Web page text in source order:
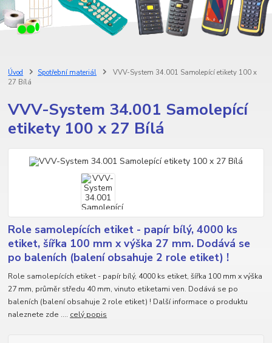
Úvod Spotřební materiál
VVV-System 34.001 Samolepící etikety 100 x
27 Bílá
VVV-System 34.001 Samolepící
etikety 100 x 27 Bílá
Role samolepících etiket - papír bílý, 4000 ks
etiket, šířka 100 mm x výška 27 mm. Dodává se
po baleních (balení obsahuje 2 role etiket) !
Role samolepících etiket - papír bílý, 4000 ks etiket, šířka 100 mm x výška
27 mm, průměr středu 40 mm, vinuto etiketami ven. Dodává se po
baleních (balení obsahuje 2 role etiket) ! Další informace o produktu
naleznete zde .... celý popis